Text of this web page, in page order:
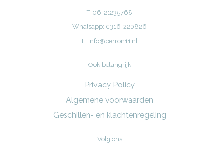
T: 06-21235768
Whatsapp: 0316-220826
E: info@perron11.nl
Ook belangrijk
Privacy Policy
Algemene voorwaarden
Geschillen- en klachtenregeling
Volg ons